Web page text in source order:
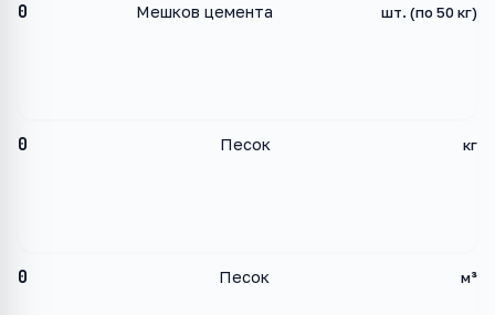
0 Мешков цемента шт. (по 50 кг)
0 Песок кг
0 Песок м³